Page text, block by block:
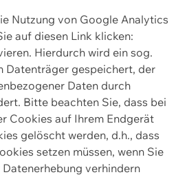
Nutzung von Google Analytics
auf diesen Link klicken:
Hierdurch wird ein sog.
Datenträger gespeichert, der
Daten durch
Bitte beachten Sie, dass bei
Cookies auf Ihrem Endgerät
gelöscht werden, d.h., dass
setzen müssen, wenn Sie
verhindern